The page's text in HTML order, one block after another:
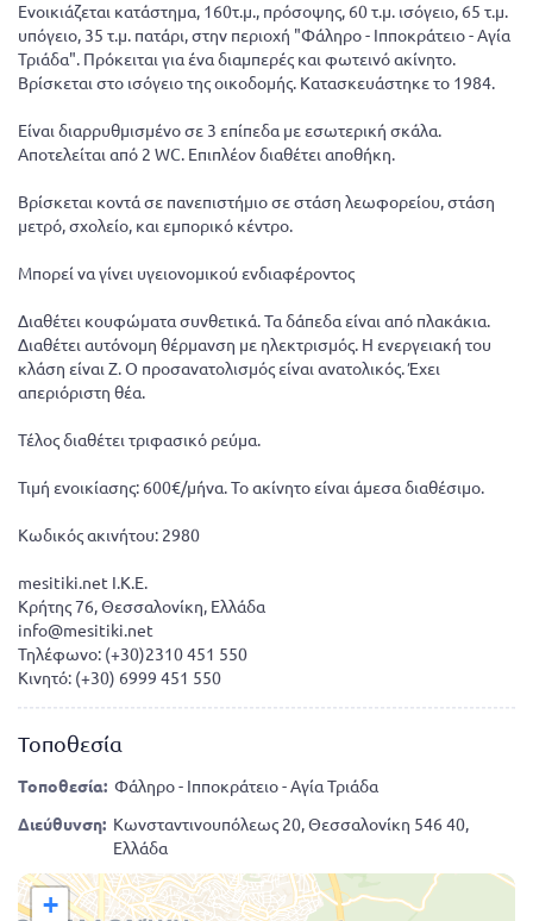
Ενοικιάζεται κατάστημα, 160τ.μ., πρόσοψης, 60 τ.μ. ισόγειο, 65 τ.μ.
υπόγειο, 35 τ.μ. πατάρι, στην περιοχή "Φάληρο - Ιπποκράτειο - Αγία
Τριάδα". Πρόκειται για ένα διαμπερές και φωτεινό ακίνητο.
Βρίσκεται στο ισόγειο της οικοδομής. Κατασκευάστηκε το 1984.
Είναι διαρρυθμισμένο σε 3 επίπεδα με εσωτερική σκάλα.
Αποτελείται από 2 WC. Επιπλέον διαθέτει αποθήκη.
Βρίσκεται κοντά σε πανεπιστήμιο σε στάση λεωφορείου, στάση
μετρό, σχολείο, και εμπορικό κέντρο.
Μπορεί να γίνει υγειονομικού ενδιαφέροντος
Διαθέτει κουφώματα συνθετικά. Τα δάπεδα είναι από πλακάκια.
Διαθέτει αυτόνομη θέρμανση με ηλεκτρισμός. Η ενεργειακή του
κλάση είναι Ζ. Ο προσανατολισμός είναι ανατολικός. Έχει
απεριόριστη θέα.
Τέλος διαθέτει τριφασικό ρεύμα.
Τιμή ενοικίασης: 600€/μήνα. Το ακίνητο είναι άμεσα διαθέσιμο.
Κωδικός ακινήτου: 2980
mesitiki.net I.K.E.
Κρήτης 76, Θεσσαλονίκη, Ελλάδα
info@mesitiki.net
Τηλέφωνο: (+30)2310 451 550
Κινητό: (+30) 6999 451 550
Τοποθεσία
Τοποθεσία: Φάληρο - Ιπποκράτειο - Αγία Τριάδα
Διεύθυνση: Κωνσταντινουπόλεως 20, Θεσσαλονίκη 546 40,
Ελλάδα
+